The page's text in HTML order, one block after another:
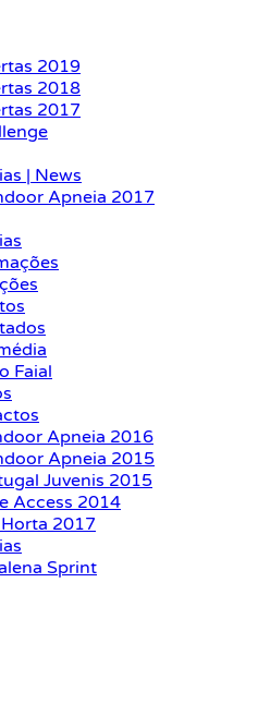
2019
2018
2017
| News
Apneia 2017
Faial
Apneia 2016
Apneia 2015
Juvenis 2015
Access 2014
2017
Sprint